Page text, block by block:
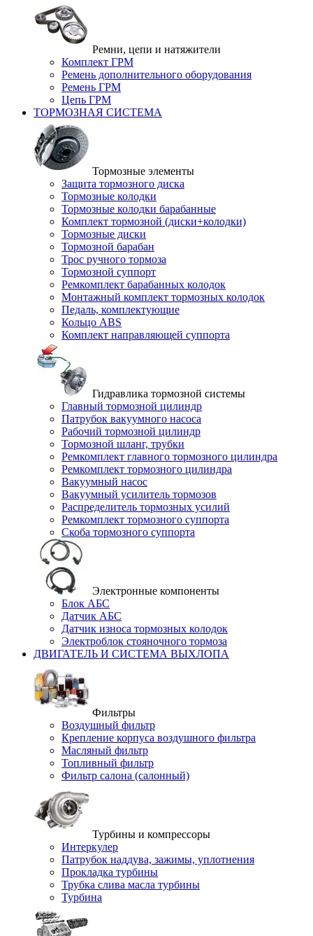
Ремни, цепи и натяжители
Комплект ГРМ
Ремень дополнительного оборудования
Ремень ГРМ
Цепь ГРМ
ТОРМОЗНАЯ СИСТЕМА
Тормозные элементы
Защита тормозного диска
Тормозные колодки
Тормозные колодки барабанные
Комплект тормозной (диски+колодки)
Тормозные диски
Тормозной барабан
Трос ручного тормоза
Тормозной суппорт
Ремкомплект барабанных колодок
Монтажный комплект тормозных колодок
Педаль, комплектующие
Кольцо ABS
Комплект направляющей суппорта
Гидравлика тормозной системы
Главный тормозной цилиндр
Патрубок вакуумного насоса
Рабочий тормозной цилиндр
Тормозной шланг, трубки
Ремкомплект главного тормозного цилиндра
Ремкомплект тормозного цилиндра
Вакуумный насос
Вакуумный усилитель тормозов
Распределитель тормозных усилий
Ремкомплект тормозного суппорта
Скоба тормозного суппорта
Электронные компоненты
Блок АБС
Датчик АБС
Датчик износа тормозных колодок
Электроблок стояночного тормоза
ДВИГАТЕЛЬ И СИСТЕМА ВЫХЛОПА
Фильтры
Воздушный фильтр
Крепление корпуса воздушного фильтра
Масляный фильтр
Топливный фильтр
Фильтр салона (салонный)
Турбины и компрессоры
Интеркулер
Патрубок наддува, зажимы, уплотнения
Прокладка турбины
Трубка слива масла турбины
Турбина